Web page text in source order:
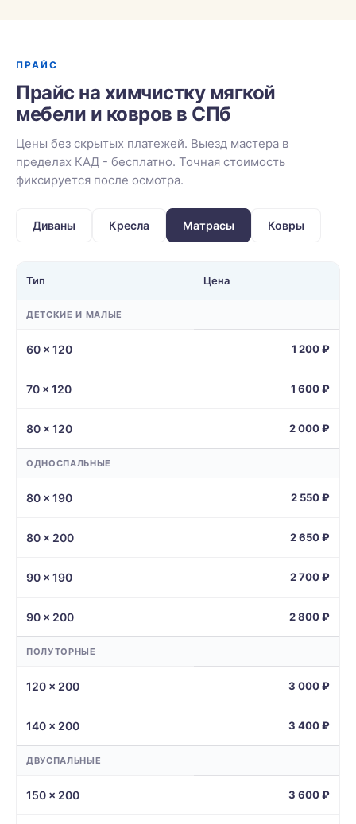
ПРАЙС
Прайс на химчистку мягкой
мебели и ковров в СПб
Цены без скрытых платежей. Выезд мастера в
пределах КАД - бесплатно. Точная стоимость
фиксируется после осмотра.
Диваны Кресла Матрасы Ковры
Тип Цена
ДЕТСКИЕ И МАЛЫЕ
60 × 120 1 200 ₽
70 × 120 1 600 ₽
80 × 120 2 000 ₽
ОДНОСПАЛЬНЫЕ
80 × 190 2 550 ₽
80 × 200 2 650 ₽
90 × 190 2 700 ₽
90 × 200 2 800 ₽
ПОЛУТОРНЫЕ
120 × 200 3 000 ₽
140 × 200 3 400 ₽
ДВУСПАЛЬНЫЕ
150 × 200 3 600 ₽